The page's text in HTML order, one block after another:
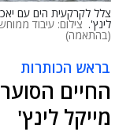
צלל לקרקעית הים עם
לינץ'.
(בהתאמה)
בראש הכותרות
החיים
מייקל לינץ'